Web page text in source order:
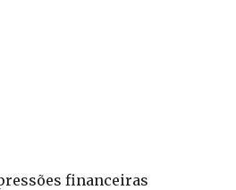
financeiras